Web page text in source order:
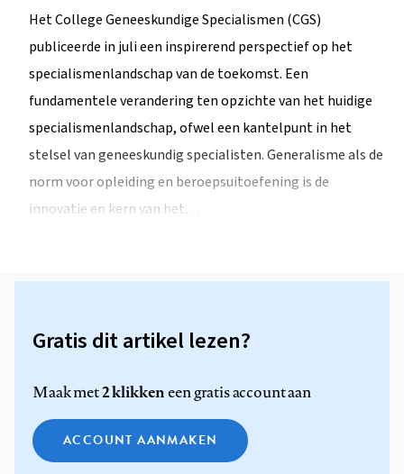
Het College Geneeskundige Specialismen (CGS)
publiceerde in juli een inspirerend perspectief op het
specialismenlandschap van de toekomst. Een
fundamentele verandering ten opzichte van het huidige
specialismenlandschap, ofwel een kantelpunt in het
stelsel van geneeskundig specialisten. Generalisme als de
norm voor opleiding en beroepsuitoefening is de
innovatie en kern van het…
Gratis dit artikel lezen?
Maak met2 klikkeneen gratis account aan
ACCOUNT AANMAKEN